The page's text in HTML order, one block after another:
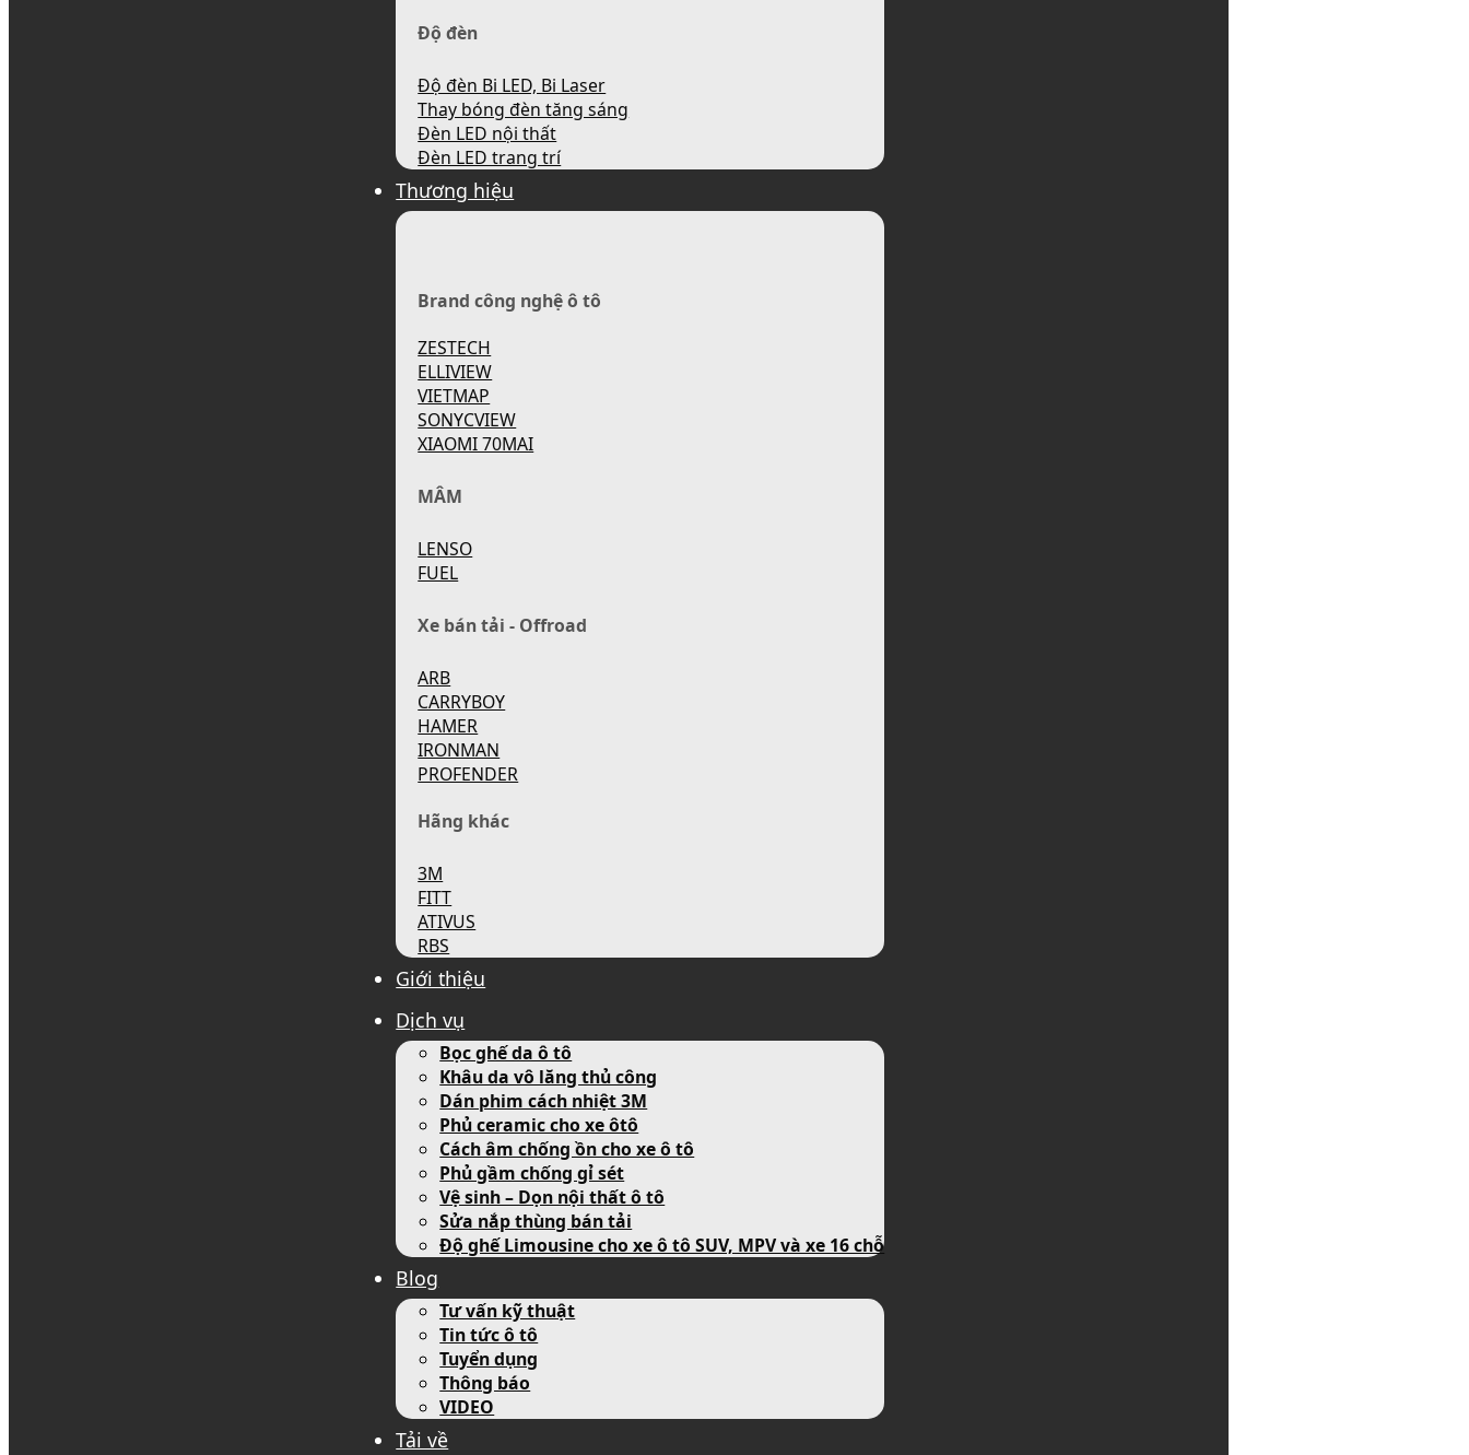
Độ đèn
Độ đèn Bi LED, Bi Laser
Thay bóng đèn tăng sáng
Đèn LED nội thất
Đèn LED trang trí
Thương hiệu
Brand công nghệ ô tô
ZESTECH
ELLIVIEW
VIETMAP
SONYCVIEW
XIAOMI 70MAI
MÂM
LENSO
FUEL
Xe bán tải - Offroad
ARB
CARRYBOY
HAMER
IRONMAN
PROFENDER
Hãng khác
3M
FITT
ATIVUS
RBS
Giới thiệu
Dịch vụ
Bọc ghế da ô tô
Khâu da vô lăng thủ công
Dán phim cách nhiệt 3M
Phủ ceramic cho xe ôtô
Cách âm chống ồn cho xe ô tô
Phủ gầm chống gỉ sét
Vệ sinh – Dọn nội thất ô tô
Sửa nắp thùng bán tải
Độ ghế Limousine cho xe ô tô SUV, MPV và xe 16 chỗ
Blog
Tư vấn kỹ thuật
Tin tức ô tô
Tuyển dụng
Thông báo
VIDEO
Tải về